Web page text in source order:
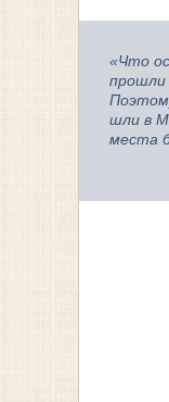
«Что
прошли
шли в
места